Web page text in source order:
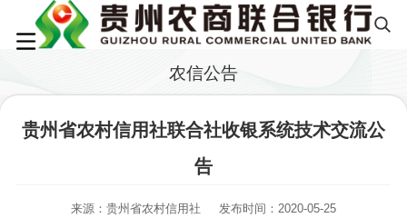
农信公告
贵州省农村信用社联合社收银系统技术交流公
告
来源：贵州省农村信用社 发布时间：2020-05-25